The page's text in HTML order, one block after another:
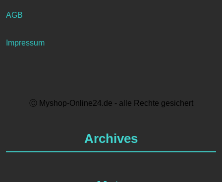
AGB
Impressum
Ⓒ Myshop-Online24.de - alle Rechte gesichert
Archives